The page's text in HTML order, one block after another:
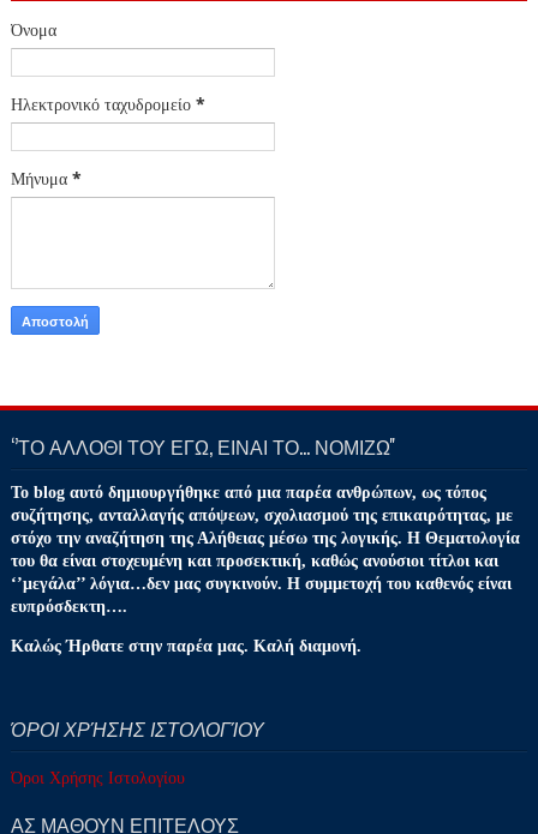
Όνομα
Ηλεκτρονικό ταχυδρομείο *
Μήνυμα *
‘’ΤΟ ΑΛΛΟΘΙ ΤΟΥ ΕΓΩ, ΕΙΝΑΙ ΤΟ… ΝΟΜΙΖΩ''
Το blog αυτό δημιουργήθηκε από μια παρέα ανθρώπων, ως τόπος
συζήτησης, ανταλλαγής απόψεων, σχολιασμού της επικαιρότητας, με
στόχο την αναζήτηση της Αλήθειας μέσω της λογικής. Η Θεματολογία
του θα είναι στοχευμένη και προσεκτική, καθώς ανούσιοι τίτλοι και
‘’μεγάλα’’ λόγια…δεν μας συγκινούν. Η συμμετοχή του καθενός είναι
ευπρόσδεκτη….
Καλώς Ήρθατε στην παρέα μας. Καλή διαμονή.
ΌΡΟΙ ΧΡΉΣΗΣ ΙΣΤΟΛΟΓΊΟΥ
Όροι Χρήσης Ιστολογίου
ΑΣ ΜΑΘΟΥΝ ΕΠΙΤΕΛΟΥΣ